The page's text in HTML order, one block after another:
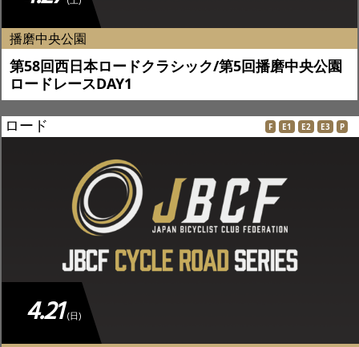
播磨中央公園
第58回西日本ロードクラシック/第5回播磨中央公園
ロードレースDAY1
ロード F E1 E2 E3 P
4.21 (日)